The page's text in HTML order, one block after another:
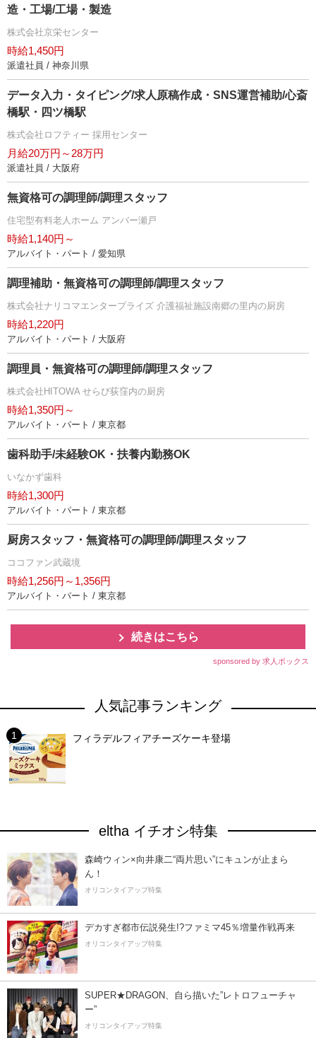
造・工場/工場・製造
株式会社京栄センター
時給1,450円
派遣社員 / 神奈川県
データ入力・タイピング/求人原稿作成・SNS運営補助/心斎
橋駅・四ツ橋駅
株式会社ロフティー 採用センター
月給20万円～28万円
派遣社員 / 大阪府
無資格可の調理師/調理スタッフ
住宅型有料老人ホーム アンバー瀬戸
時給1,140円～
アルバイト・パート / 愛知県
調理補助・無資格可の調理師/調理スタッフ
株式会社ナリコマエンタープライズ 介護福祉施設南郷の里内の厨房
時給1,220円
アルバイト・パート / 大阪府
調理員・無資格可の調理師/調理スタッフ
株式会社HITOWA せらび荻窪内の厨房
時給1,350円～
アルバイト・パート / 東京都
歯科助手/未経験OK・扶養内勤務OK
いなかず歯科
時給1,300円
アルバイト・パート / 東京都
厨房スタッフ・無資格可の調理師/調理スタッフ
ココファン武蔵境
時給1,256円～1,356円
アルバイト・パート / 東京都
続きはこちら
sponsored by 求人ボックス
人気記事ランキング
フィラデルフィアチーズケーキ登場
eltha イチオシ特集
森崎ウィン×向井康二“両片思い”にキュンが止まら
ん！
オリコンタイアップ特集
デカすぎ都市伝説発生!?ファミマ45％増量作戦再来
オリコンタイアップ特集
SUPER★DRAGON、自ら描いた”レトロフューチャ
ー”
オリコンタイアップ特集